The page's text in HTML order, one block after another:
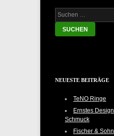
Suche nach:
NEUESTE BEITRÄGE
TeNO Ringe
Ernstes Design
Schmuck
Fischer & Sohn